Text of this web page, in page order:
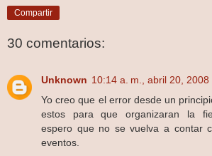
Compartir
30 comentarios:
Unknown 10:14 a. m., abril 20, 2008
Yo creo que el error desde un
estos para que organizaran la
espero que no se vuelva a contar
eventos.